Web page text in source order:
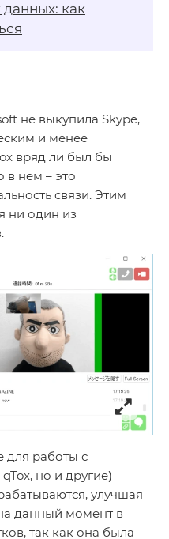
как
не выкупила Skype,
и менее
вряд ли был бы
в нем – это
связи. Этим
ни один из
для работы с
но и другие)
улучшая
данный момент в
так как она была